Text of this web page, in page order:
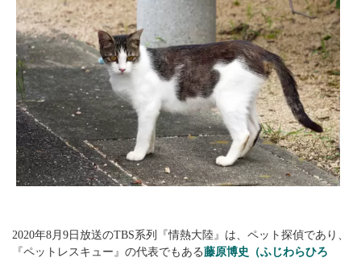
2020年8月9日放送のTBS系列『情熱大陸』は、ペット探偵であり、
『ペットレスキュー』の代表でもある藤原博史（ふじわらひろ